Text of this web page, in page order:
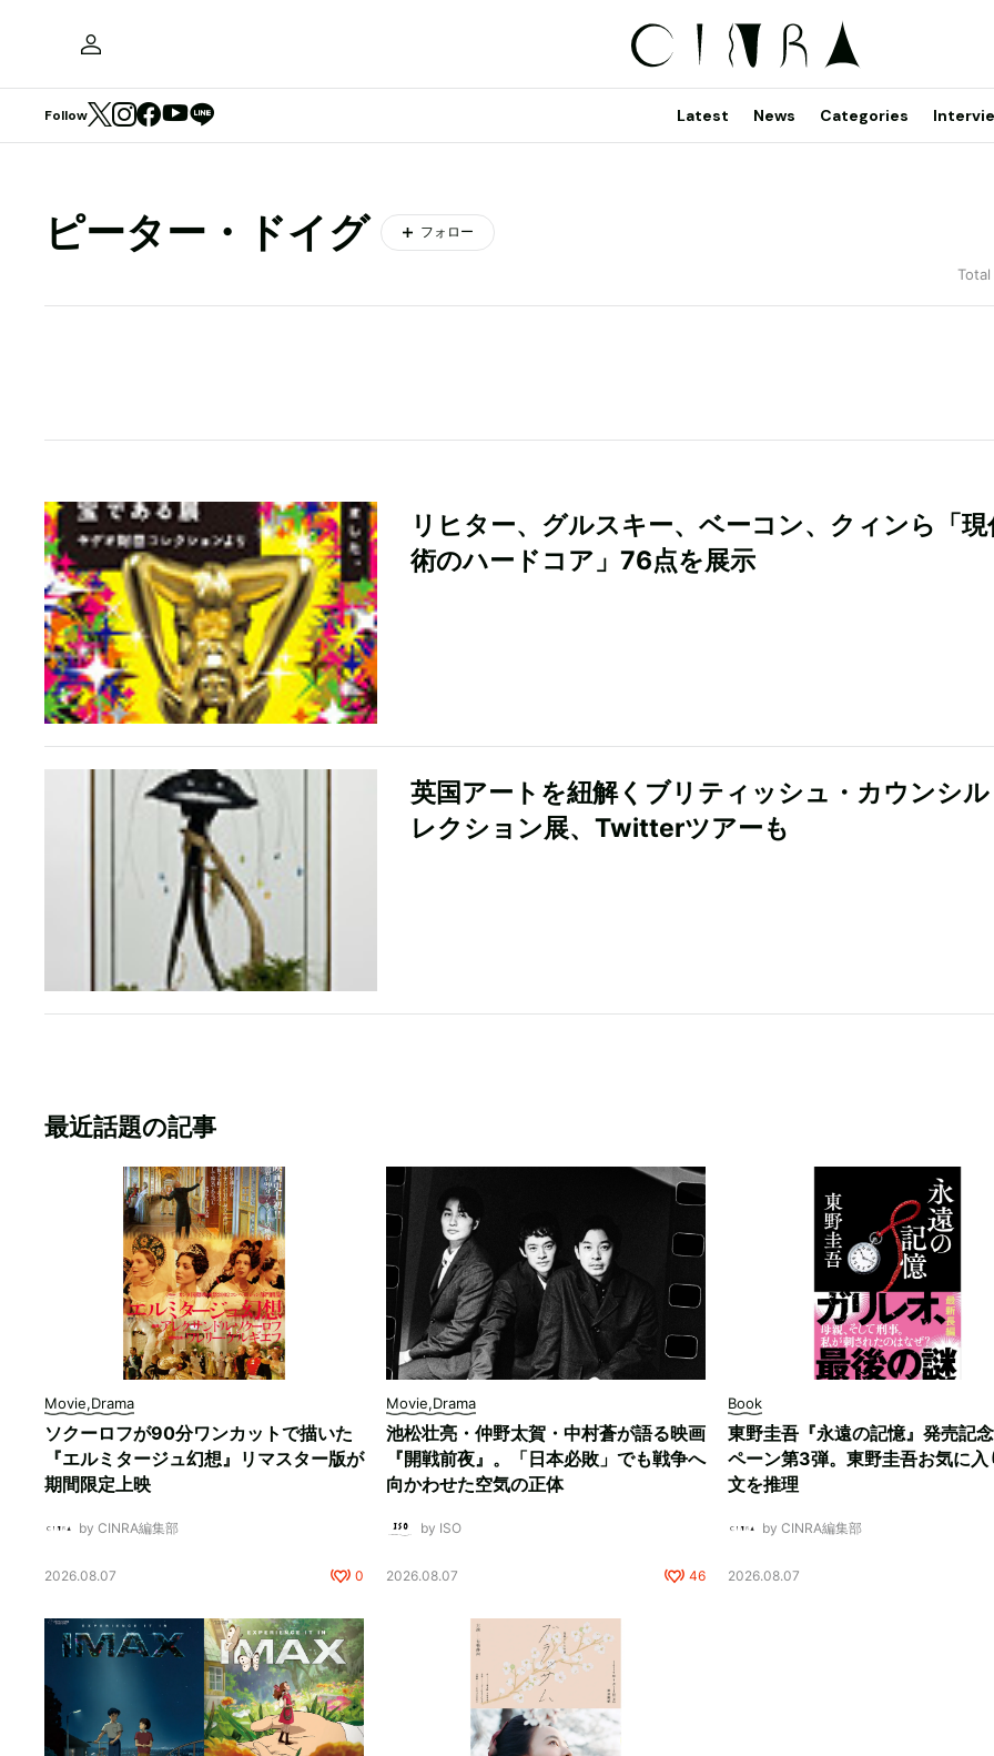
Follow Latest News Categories
ピーター・ドイグ フォロー
リヒター、グルスキー、ベーコン、クィンら「現
術のハードコア」76点を展示
英国アートを紐解くブリティッシュ・カウンシ
レクション展、Twitterツアーも
最近話題の記事
Movie,Drama
ソクーロフが90分ワンカットで描いた
『エルミタージュ幻想』リマスター版が
期間限定上映
by CINRA編集部
2026.08.07 0
Movie,Drama
池松壮亮・仲野太賀・中村蒼が語る映画
『開戦前夜』。「日本必敗」でも戦争へ
向かわせた空気の正体
by ISO
2026.08.07 46
Book
東野圭吾『永遠の記憶』発売記
ペーン第3弾。東野圭吾お気に入
文を推理
by CINRA編集部
2026.08.07